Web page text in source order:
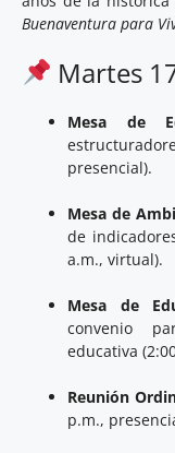
Buenaventura para
Martes
Mesa de
presencial).
Mesa de
de
a.m., virtual).
Mesa de
convenio
educativa
Reunión
p.m.,